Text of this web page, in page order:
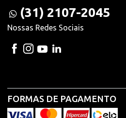
(31) 2107-2045
Nossas Redes Sociais
FORMAS DE PAGAMENTO